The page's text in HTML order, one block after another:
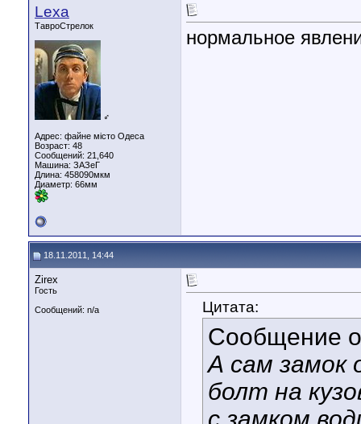
Lexa
ТавроСтрелок
♂
Адрес: файне місто Одеса
Возраст: 48
Сообщений: 21,640
Машина: ЗАЗеГ
Длина: 458090мкм
Диаметр: 66мм
нормальное
18.11.2011, 14:44
Zirex
Гость
Сообщений: n/a
Цитата:
Сообщение
А сам замок
болт на